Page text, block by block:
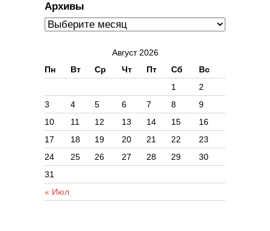
Архивы
Август 2026
Пн
Вт Ср Чт Пт Сб Вс
« Июл
1
2
3
4 5 6 7 8
9
10
11 12 13 14 15
16
17
18 19 20 21 22
23
24
25 26 27 28 29
30
31